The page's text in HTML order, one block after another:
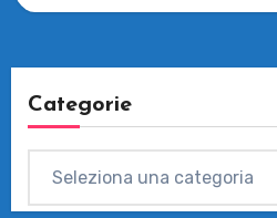
Categorie